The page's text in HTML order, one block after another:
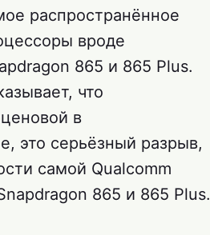
распространённое
вроде
865 и 865 Plus.
что
в
это серьёзный разрыв,
самой Qualcomm
865 и 865 Plus.